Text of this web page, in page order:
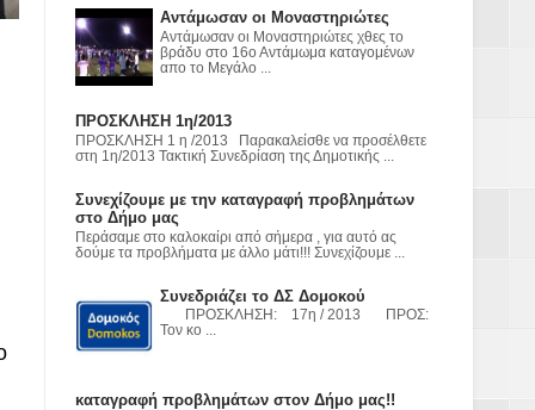
ΧΥΤΑ»
Αντάμωσαν οι Μοναστηριώτες
Αντάμωσαν οι Μοναστηριώτες χθες το
βράδυ στο 16ο Αντάμωμα καταγομένων
απο το Μεγάλο ...
ΠΡΟΣΚΛΗΣΗ 1η/2013
ΠΡΟΣΚΛΗΣΗ 1 η /2013 Παρακαλείσθε να προσέλθετε
στη 1η/2013 Τακτική Συνεδρίαση της Δημοτικής ...
Συνεχίζουμε με την καταγραφή προβλημάτων
στο Δήμο μας
Περάσαμε στο καλοκαίρι από σήμερα , για αυτό ας
δούμε τα προβλήματα με άλλο μάτι!!! Συνεχίζουμε ...
Συνεδριάζει το ΔΣ Δομοκού
ΠΡΟΣΚΛΗΣΗ: 17η / 2013 ΠΡΟΣ:
Τον κο ...
καταγραφή προβλημάτων στον Δήμο μας!!